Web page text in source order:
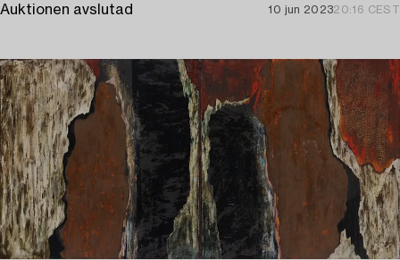
Auktionen avslutad 10 jun 202320:16 CEST